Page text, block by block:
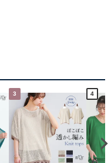
3 4